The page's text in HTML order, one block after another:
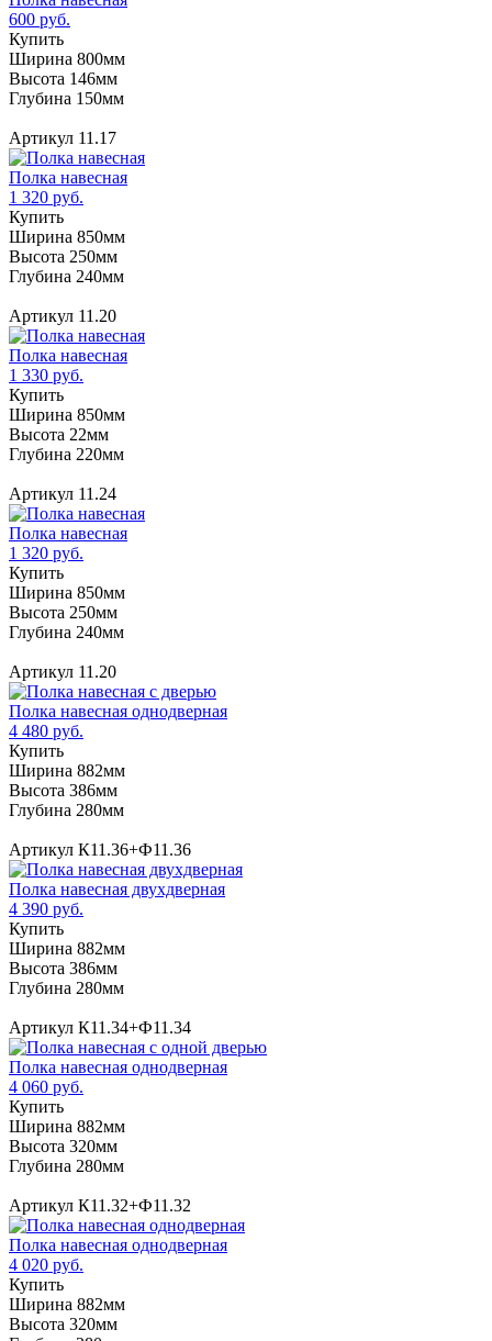
600 руб.
Купить
Ширина 800мм
Высота 146мм
Глубина 150мм
Артикул 11.17
Полка навесная
1 320 руб.
Купить
Ширина 850мм
Высота 250мм
Глубина 240мм
Артикул 11.20
Полка навесная
1 330 руб.
Купить
Ширина 850мм
Высота 22мм
Глубина 220мм
Артикул 11.24
Полка навесная
1 320 руб.
Купить
Ширина 850мм
Высота 250мм
Глубина 240мм
Артикул 11.20
Полка навесная однодверная
4 480 руб.
Купить
Ширина 882мм
Высота 386мм
Глубина 280мм
Артикул К11.36+Ф11.36
Полка навесная двухдверная
4 390 руб.
Купить
Ширина 882мм
Высота 386мм
Глубина 280мм
Артикул К11.34+Ф11.34
Полка навесная однодверная
4 060 руб.
Купить
Ширина 882мм
Высота 320мм
Глубина 280мм
Артикул К11.32+Ф11.32
Полка навесная однодверная
4 020 руб.
Купить
Ширина 882мм
Высота 320мм